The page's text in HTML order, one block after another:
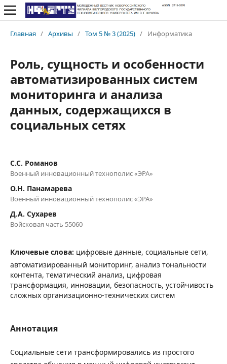
Главная / Архивы / Том 5 № 3 (2025) / Информатика
Роль, сущность и особенности
автоматизированных систем
мониторинга и анализа
данных, содержащихся в
социальных сетях
С.С. Романов
Военный инновационный технополис «ЭРА»
О.Н. Панамарева
Военный инновационный технополис «ЭРА»
Д.А. Сухарев
Войсковая часть 55060
Ключевые слова: цифровые данные, социальные сети,
автоматизированный мониторинг, анализ тональности
контента, тематический анализ, цифровая
трансформация, инновации, безопасность, устойчивость
сложных организационно-технических систем
Аннотация
Социальные сети трансформировались из простого